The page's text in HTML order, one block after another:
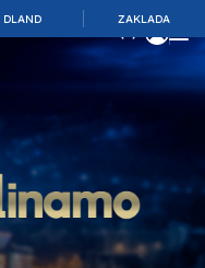
DLAND ZAKLADA